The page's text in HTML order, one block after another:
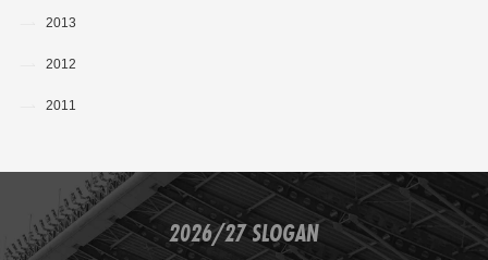
2013
2012
2011
2026/27 SLOGAN